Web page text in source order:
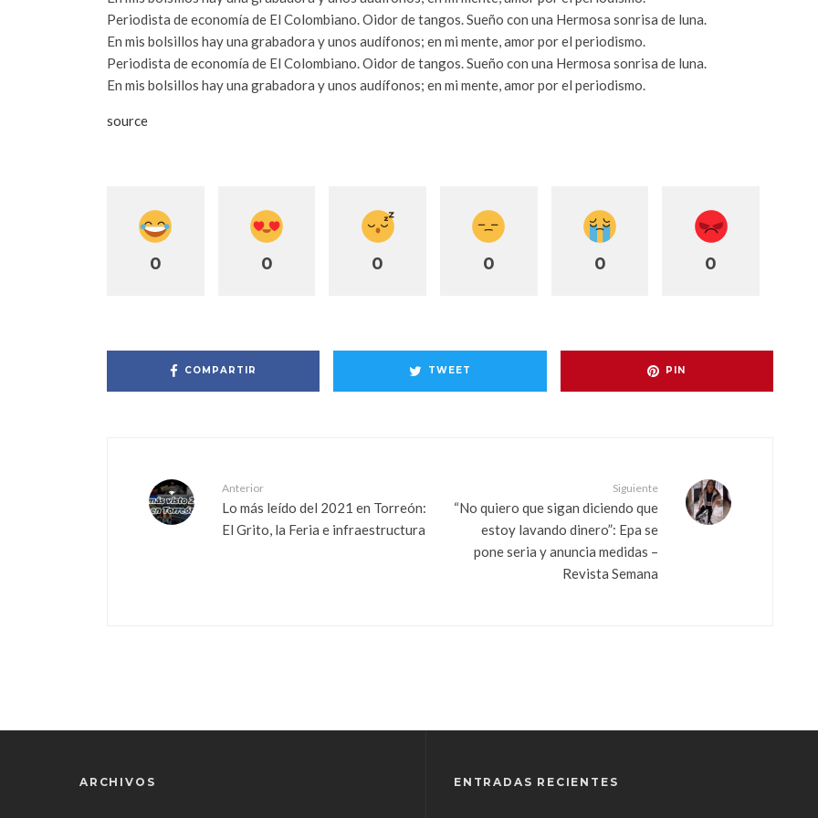
Periodista de economía de El Colombiano. Oidor de tangos. Sueño con una Hermosa sonrisa de luna.
En mis bolsillos hay una grabadora y unos audífonos; en mi mente, amor por el periodismo.
Periodista de economía de El Colombiano. Oidor de tangos. Sueño con una Hermosa sonrisa de luna.
En mis bolsillos hay una grabadora y unos audífonos; en mi mente, amor por el periodismo.
source
0 0 0 0 0 0
COMPARTIR TWEET PIN
Anterior
Lo más leído del 2021 en Torreón:
El Grito, la Feria e infraestructura
Siguiente
“No quiero que sigan diciendo que
estoy lavando dinero”: Epa se
pone seria y anuncia medidas –
Revista Semana
ARCHIVOS ENTRADAS RECIENTES